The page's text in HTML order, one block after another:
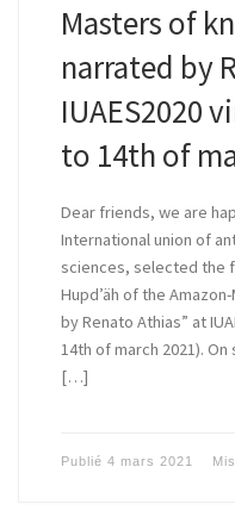
Masters of
narrated by
IUAES2020
to 14th of
Dear friends, we are
International union of
sciences, selected the
Hupd’äh of the
by Renato Athias” at
14th of march 2021).
[…]
Publié 4 mars 2021